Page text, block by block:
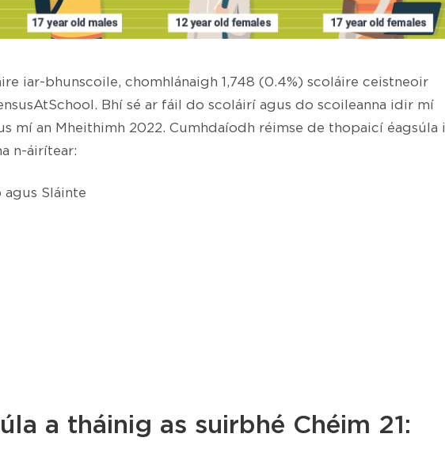
iar-bhunscoile, chomhlánaigh 1,748 (0.4%) scoláire ceistneoir
Bhí sé ar fáil do scoláirí agus do scoileanna idir mí
mí an Mheithimh 2022. Cumhdaíodh réimse de thopaicí éagsúla i
n-áirítear:
Sláinte
a tháinig as suirbhé Chéim 21: